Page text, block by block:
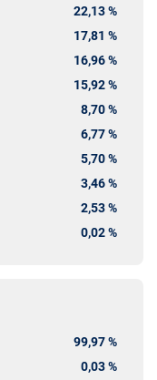
22,13 %
17,81 %
16,96 %
15,92 %
8,70 %
6,77 %
5,70 %
3,46 %
2,53 %
0,02 %
99,97 %
0,03 %